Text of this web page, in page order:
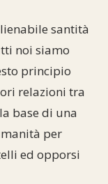
santità
noi siamo
principio
relazioni tra
base di una
per
ed opporsi